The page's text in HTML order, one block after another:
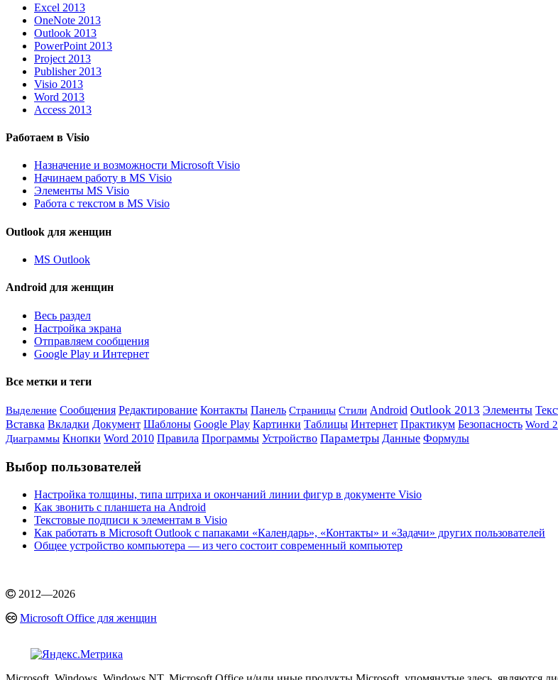
Excel 2013
OneNote 2013
Outlook 2013
PowerPoint 2013
Project 2013
Publisher 2013
Visio 2013
Word 2013
Access 2013
Работаем в Visio
Назначение и возможности Microsoft Visio
Начинаем работу в MS Visio
Элементы MS Visio
Работа с текстом в MS Visio
Outlook для женщин
MS Outlook
Android для женщин
Весь раздел
Настройка экрана
Отправляем сообщения
Google Play и Интернет
Все метки и теги
Выделение Сообщения Редактирование Контакты Панель Страницы Стили Android Outlook 2013 Элементы
Вставка Вкладки Документ Шаблоны Google Play Картинки Таблицы Интернет Практикум Безопасность Word
Диаграммы Кнопки Word 2010 Правила Программы Устройство Параметры Данные Формулы
Выбор пользователей
Настройка толщины, типа штриха и окончаний линии фигур в документе Visio
Как звонить с планшета на Android
Текстовые подписи к элементам в Visio
Как работать в Microsoft Outlook с папаками «Календарь», «Контакты» и «Задачи» других пользователей
Общее устройство компьютера — из чего состоит современный компьютер
2012—2026
Microsoft Office для женщин